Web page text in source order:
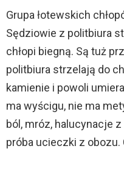
Grupa łotewskich
Sędziowie z politbiura
chłopi biegną. Są tuż
politbiura strzelają do
kamienie i powoli
ma wyścigu, nie ma
ból, mróz, halucynacje
próba ucieczki z obozu.